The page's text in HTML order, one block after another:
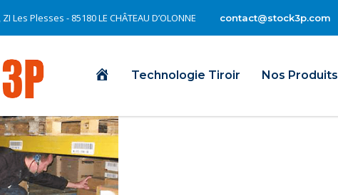
Les Plesses - 85180 LE CHÂTEAU D’OLONNE contact@stock3p.com
Accueil
Technologie Tiroir Nos Produits